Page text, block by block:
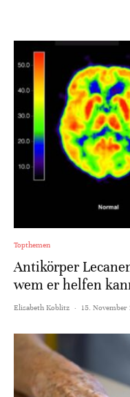
Topthemen
Antikörper
wem er helfen
Elisabeth Koblitz · 15. November